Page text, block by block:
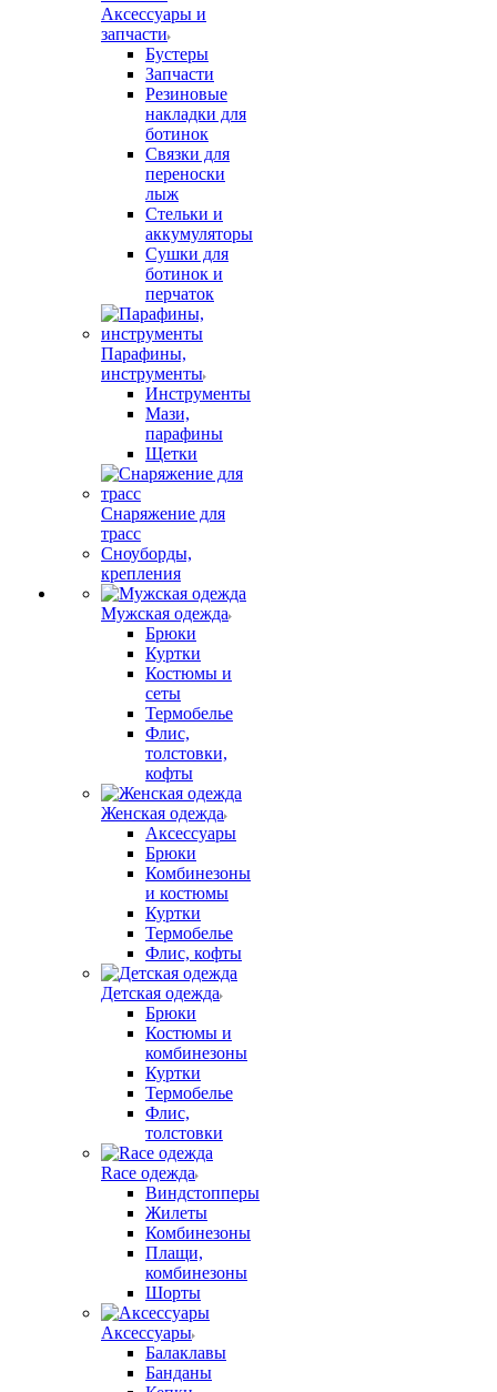
Аксессуары и
запчасти
Бустеры
Запчасти
Резиновые
накладки для
ботинок
Связки для
переноски
лыж
Стельки и
аккумуляторы
Сушки для
ботинок и
перчаток
Парафины,
инструменты
Инструменты
Мази,
парафины
Щетки
Снаряжение для
трасс
Сноуборды,
крепления
Мужская одежда
Брюки
Куртки
Костюмы и
сеты
Термобелье
Флис,
толстовки,
кофты
Женская одежда
Аксессуары
Брюки
Комбинезоны
и костюмы
Куртки
Термобелье
Флис, кофты
Детская одежда
Брюки
Костюмы и
комбинезоны
Куртки
Термобелье
Флис,
толстовки
Race одежда
Виндстопперы
Жилеты
Комбинезоны
Плащи,
комбинезоны
Шорты
Аксессуары
Балаклавы
Банданы